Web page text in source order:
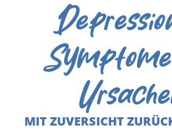
MIT ZUVERSICHT